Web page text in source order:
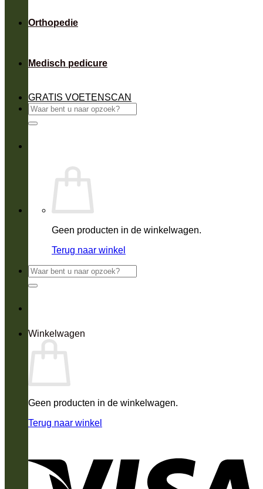
Orthopedie
Medisch pedicure
GRATIS VOETENSCAN
Zoeken
naar:
Geen producten in de winkelwagen.
Terug naar winkel
Zoeken
naar:
Winkelwagen
Geen producten in de winkelwagen.
Terug naar winkel